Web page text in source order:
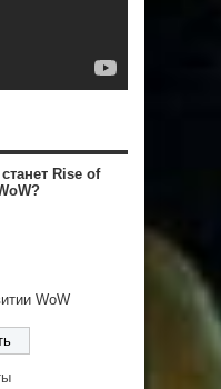
Rise of
WoW